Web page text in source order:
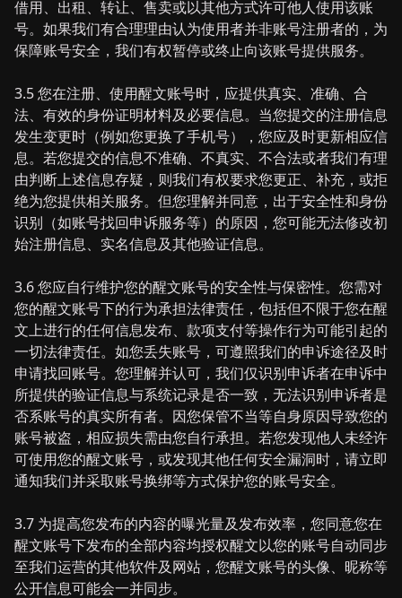
借用、出租、转让、售卖或以其他方式许可他人使用该账
号。如果我们有合理理由认为使用者并非账号注册者的，为
保障账号安全，我们有权暂停或终止向该账号提供服务。
3.5 您在注册、使用醒文账号时，应提供真实、准确、合
法、有效的身份证明材料及必要信息。当您提交的注册信息
发生变更时（例如您更换了手机号），您应及时更新相应信
息。若您提交的信息不准确、不真实、不合法或者我们有理
由判断上述信息存疑，则我们有权要求您更正、补充，或拒
绝为您提供相关服务。但您理解并同意，出于安全性和身份
识别（如账号找回申诉服务等）的原因，您可能无法修改初
始注册信息、实名信息及其他验证信息。
3.6 您应自行维护您的醒文账号的安全性与保密性。您需对
您的醒文账号下的行为承担法律责任，包括但不限于您在醒
文上进行的任何信息发布、款项支付等操作行为可能引起的
一切法律责任。如您丢失账号，可遵照我们的申诉途径及时
申请找回账号。您理解并认可，我们仅识别申诉者在申诉中
所提供的验证信息与系统记录是否一致，无法识别申诉者是
否系账号的真实所有者。因您保管不当等自身原因导致您的
账号被盗，相应损失需由您自行承担。若您发现他人未经许
可使用您的醒文账号，或发现其他任何安全漏洞时，请立即
通知我们并采取账号换绑等方式保护您的账号安全。
3.7 为提高您发布的内容的曝光量及发布效率，您同意您在
醒文账号下发布的全部内容均授权醒文以您的账号自动同步
至我们运营的其他软件及网站，您醒文账号的头像、昵称等
公开信息可能会一并同步。